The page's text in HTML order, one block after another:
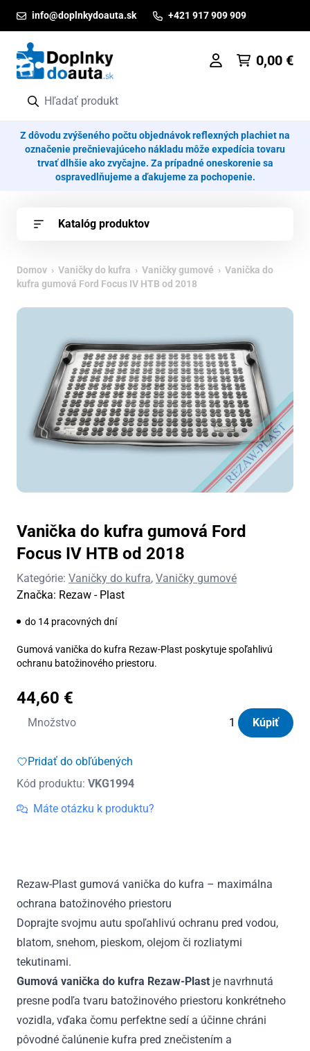
info@doplnkydoauta.sk +421 917 909 909
0,00 €
Z dôvodu zvýšeného počtu objednávok reflexných plachiet na
označenie prečnievajúceho nákladu môže expedícia tovaru
trvať dlhšie ako zvyčajne. Za prípadné oneskorenie sa
ospravedlňujeme a ďakujeme za pochopenie.
Katalóg produktov
Domov › Vaničky do kufra › Vaničky gumové › Vanička do
kufra gumová Ford Focus IV HTB od 2018
Vanička do kufra gumová Ford
Focus IV HTB od 2018
Kategórie: Vaničky do kufra, Vaničky gumové
Značka: Rezaw - Plast
do 14 pracovných dní
Gumová vanička do kufra Rezaw-Plast poskytuje spoľahlivú
ochranu batožinového priestoru.
44,60 €
Množstvo
množstvo
do
gumová
Ford
2018
Kúpiť
Pridať do obľúbených
Kód produktu: VKG1994
Máte otázku k produktu?
Rezaw-Plast gumová vanička do kufra – maximálna
ochrana batožinového priestoru
Doprajte svojmu autu spoľahlivú ochranu pred vodou,
blatom, snehom, pieskom, olejom či rozliatymi
tekutinami.
Gumová vanička do kufra Rezaw-Plast je navrhnutá
presne podľa tvaru batožinového priestoru konkrétneho
vozidla, vďaka čomu perfektne sedí a účinne chráni
pôvodné čalúnenie kufra pred znečistením a